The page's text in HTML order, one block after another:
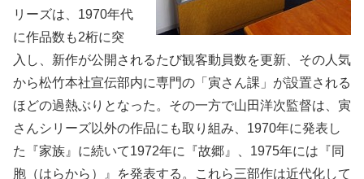
リーズは、1970年代
に作品数も2桁に突
入し、新作が公開されるたび観客動員数を更新、その人気
から松竹本社宣伝部内に専門の「寅さん課」が設置される
ほどの過熱ぶりとなった。その一方で山田洋次監督は、寅
さんシリーズ以外の作品にも取り組み、1970年に発表し
た『家族』に続いて1972年に『故郷』、1975年には『同
胞（はらから）』を発表する。これら三部作は近代化して